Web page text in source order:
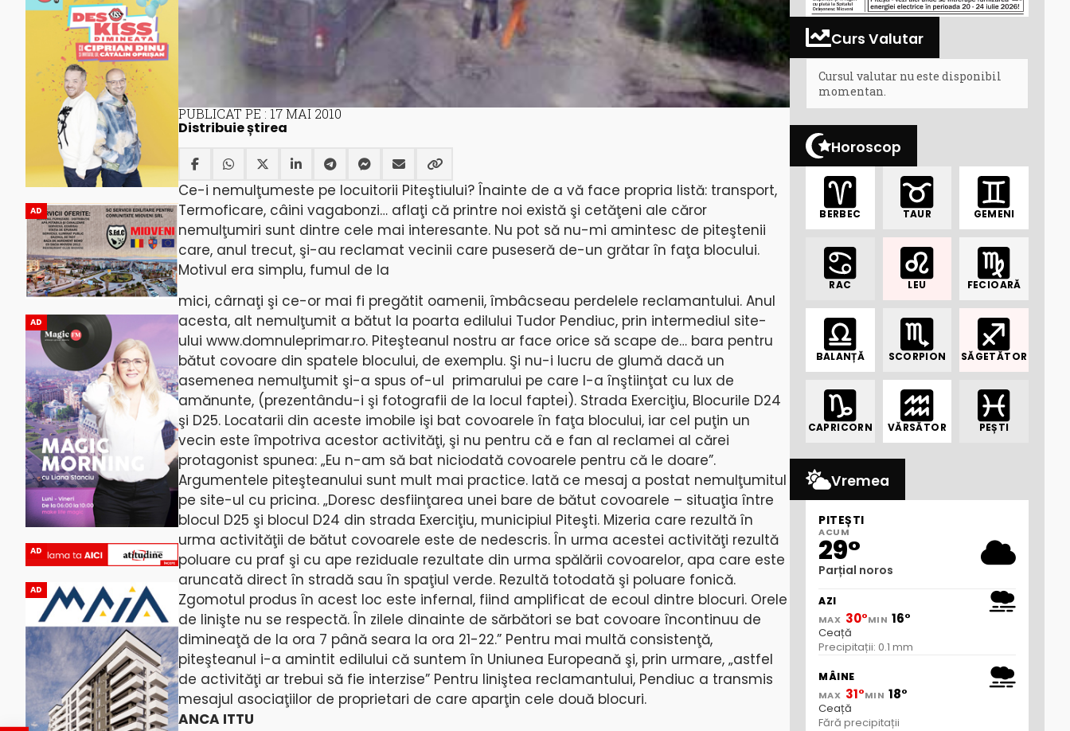
AD
AD
AD
AD
PUBLICAT PE : 17 MAI 2010
Distribuie știrea
Ce-i nemulţumeste pe locuitorii Piteştiului? Înainte de a vă face propria listă: transport,
Termoficare, câini vagabonzi… aflaţi că printre noi există şi cetăţeni ale căror
nemulţumiri sunt dintre cele mai interesante. Nu pot să nu-mi amintesc de piteştenii
care, anul trecut, şi-au reclamat vecinii care puseseră de-un grătar în faţa blocului.
Motivul era simplu, fumul de la
mici, cârnaţi şi ce-or mai fi pregătit oamenii, îmbâcseau perdelele reclamantului. Anul
acesta, alt nemulţumit a bătut la poarta edilului Tudor Pendiuc, prin intermediul site-
ului www.domnuleprimar.ro. Piteşteanul nostru ar face orice să scape de… bara pentru
bătut covoare din spatele blocului, de exemplu. Şi nu-i lucru de glumă dacă un
asemenea nemulţumit şi-a spus of-ul primarului pe care l-a înştiinţat cu lux de
amănunte, (prezentându-i şi fotografii de la locul faptei). Strada Exerciţiu, Blocurile D24
şi D25. Locatarii din aceste imobile işi bat covoarele în faţa blocului, iar cel puţin un
vecin este împotriva acestor activităţi, şi nu pentru că e fan al reclamei al cărei
protagonist spunea: „Eu n-am să bat niciodată covoarele pentru că le doare”.
Argumentele piteşteanului sunt mult mai practice. Iată ce mesaj a postat nemulţumitul
pe site-ul cu pricina. „Doresc desfiinţarea unei bare de bătut covoarele – situaţia între
blocul D25 şi blocul D24 din strada Exerciţiu, municipiul Piteşti. Mizeria care rezultă în
urma activităţii de bătut covoarele este de nedescris. În urma acestei activităţi rezultă
poluare cu praf şi cu ape reziduale rezultate din urma spălării covoarelor, apa care este
aruncată direct în stradă sau în spaţiul verde. Rezultă totodată şi poluare fonică.
Zgomotul produs în acest loc este infernal, fiind amplificat de ecoul dintre blocuri. Orele
de linişte nu se respectă. În zilele dinainte de sărbători se bat covoare încontinuu de
dimineaţă de la ora 7 până seara la ora 21-22.” Pentru mai multă consistenţă,
piteşteanul i-a amintit edilului că suntem în Uniunea Europeană şi, prin urmare, „astfel
de activităţi ar trebui să fie interzise” Pentru liniştea reclamantului, Pendiuc a transmis
mesajul asociaţiilor de proprietari de care aparţin cele două blocuri.
ANCA ITTU
Curs Valutar
Cursul valutar nu este disponibil
momentan.
Horoscop
BERBEC TAUR GEMENI
RAC LEU FECIOARĂ
BALANȚĂ SCORPION SĂGETĂTOR
CAPRICORN VĂRSĂTOR PEȘTI
Vremea
PITEȘTI
ACUM
29°
Parțial noros
AZI
MAX 30°MIN 16°
Ceață
Precipitații: 0.1 mm
MÂINE
MAX 31°MIN 18°
Ceață
Fără precipitații